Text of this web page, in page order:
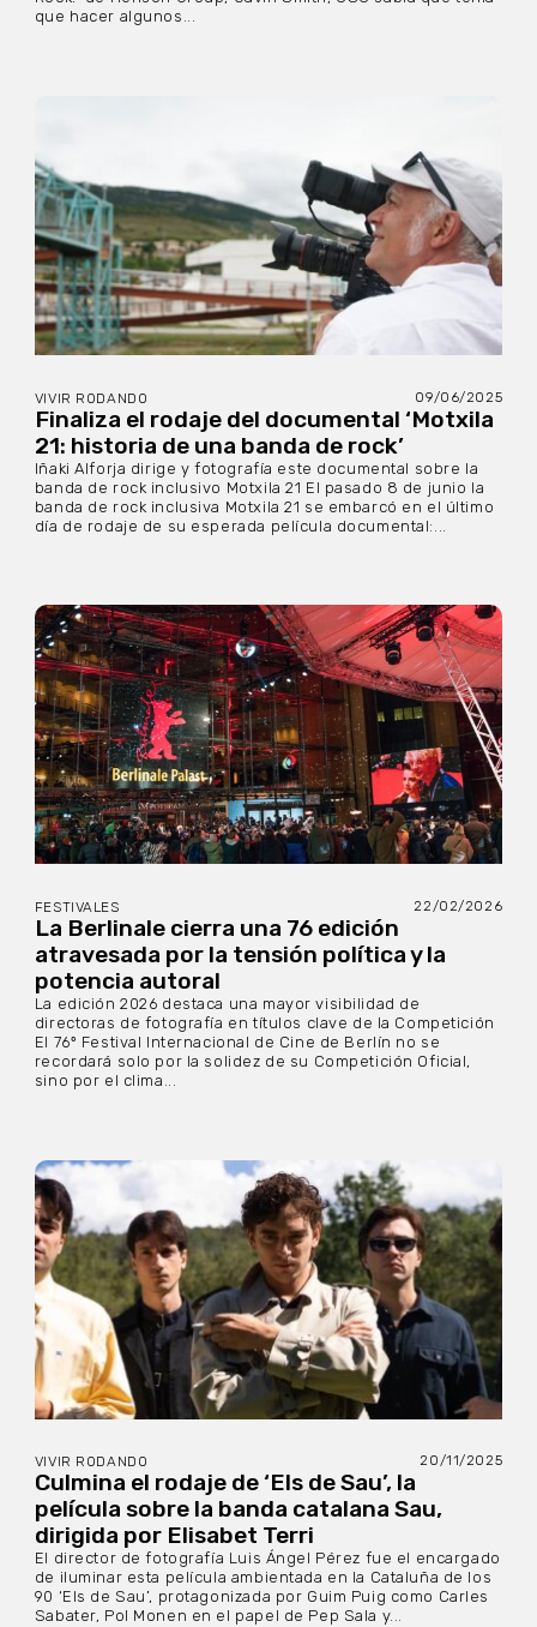
que hacer algunos...
VIVIR RODANDO 09/06/2025
Finaliza el rodaje del documental ‘Motxila
21: historia de una banda de rock’
Iñaki Alforja dirige y fotografía este documental sobre la
banda de rock inclusivo Motxila 21 El pasado 8 de junio la
banda de rock inclusiva Motxila 21 se embarcó en el último
día de rodaje de su esperada película documental:...
FESTIVALES 22/02/2026
La Berlinale cierra una 76 edición
atravesada por la tensión política y la
potencia autoral
La edición 2026 destaca una mayor visibilidad de
directoras de fotografía en títulos clave de la Competición
El 76º Festival Internacional de Cine de Berlín no se
recordará solo por la solidez de su Competición Oficial,
sino por el clima...
VIVIR RODANDO 20/11/2025
Culmina el rodaje de ‘Els de Sau’, la
película sobre la banda catalana Sau,
dirigida por Elisabet Terri
El director de fotografía Luis Ángel Pérez fue el encargado
de iluminar esta película ambientada en la Cataluña de los
90 ‘Els de Sau’, protagonizada por Guim Puig como Carles
Sabater, Pol Monen en el papel de Pep Sala y...